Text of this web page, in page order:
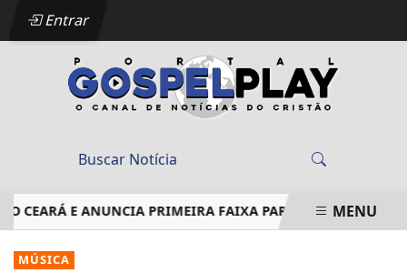
Entrar
E ANUNCIA PRIMEIRA FAIXA PARA AGOSTO EM
EM ALTA
MENU
MÚSICA